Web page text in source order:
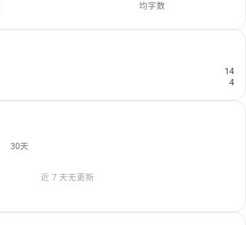
均字数
14
4
30天
近 7 天无更新